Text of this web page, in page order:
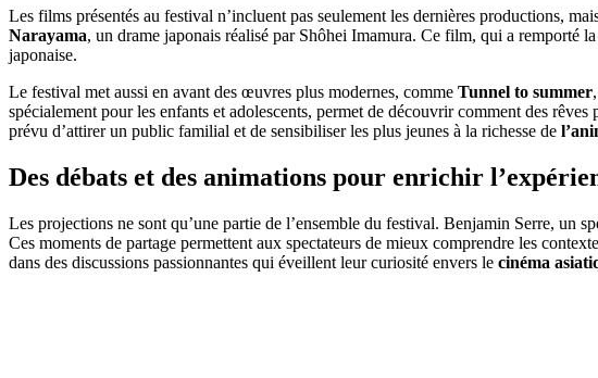
Les films présentés au festival n’incluent pas seulement les dernières productions,
Narayama, un drame japonais réalisé par Shôhei Imamura. Ce film, qui a remporté la
japonaise.
Le festival met aussi en avant des œuvres plus modernes, comme Tunnel to summer
spécialement pour les enfants et adolescents, permet de découvrir comment des
prévu d’attirer un public familial et de sensibiliser les plus jeunes à la richesse de
Des débats et des animations pour enrichir
Les projections ne sont qu’une partie de l’ensemble du festival. Benjamin Serre, un
Ces moments de partage permettent aux spectateurs de mieux comprendre les
dans des discussions passionnantes qui éveillent leur curiosité envers le cinéma